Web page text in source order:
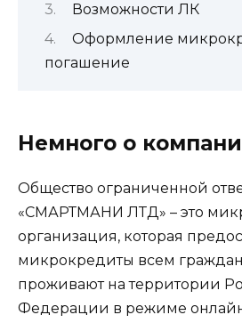
Возможности ЛК
Оформление
погашение
Немного о
Общество ограниченной
«СМАРТМАНИ ЛТД» – это
организация, которая
микрокредиты всем
проживают на территории
Федерации в режиме